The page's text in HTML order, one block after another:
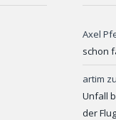
Axel
schon
artim
Unfall
der